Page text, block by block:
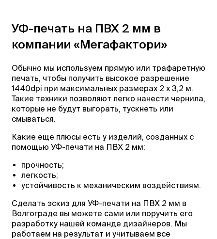
УФ-печать на ПВХ 2 мм в
компании «Мегафактори»
Обычно мы используем прямую или трафаретную
печать, чтобы получить высокое разрешение
1440dpi при максимальных размерах 2 х 3,2 м.
Такие техники позволяют легко нанести чернила,
которые не будут выгорать, тускнеть или
смываться.
Какие еще плюсы есть у изделий, созданных с
помощью УФ-печати на ПВХ 2 мм:
прочность;
легкость;
устойчивость к механическим воздействиям.
Сделать эскиз для УФ-печати на ПВХ 2 мм в
Волгограде вы можете сами или поручить его
разработку нашей команде дизайнеров. Мы
работаем на результат и учитываем все